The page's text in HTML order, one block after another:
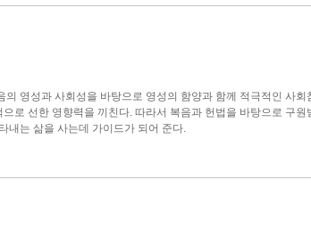
영성과 사회성을 바탕으로 영성의 함양과 함께 적극적인 사회
로 선한 영향력을 끼친다. 따라서 복음과 헌법을 바탕으로 구
내는 삶을 사는데 가이드가 되어 준다.